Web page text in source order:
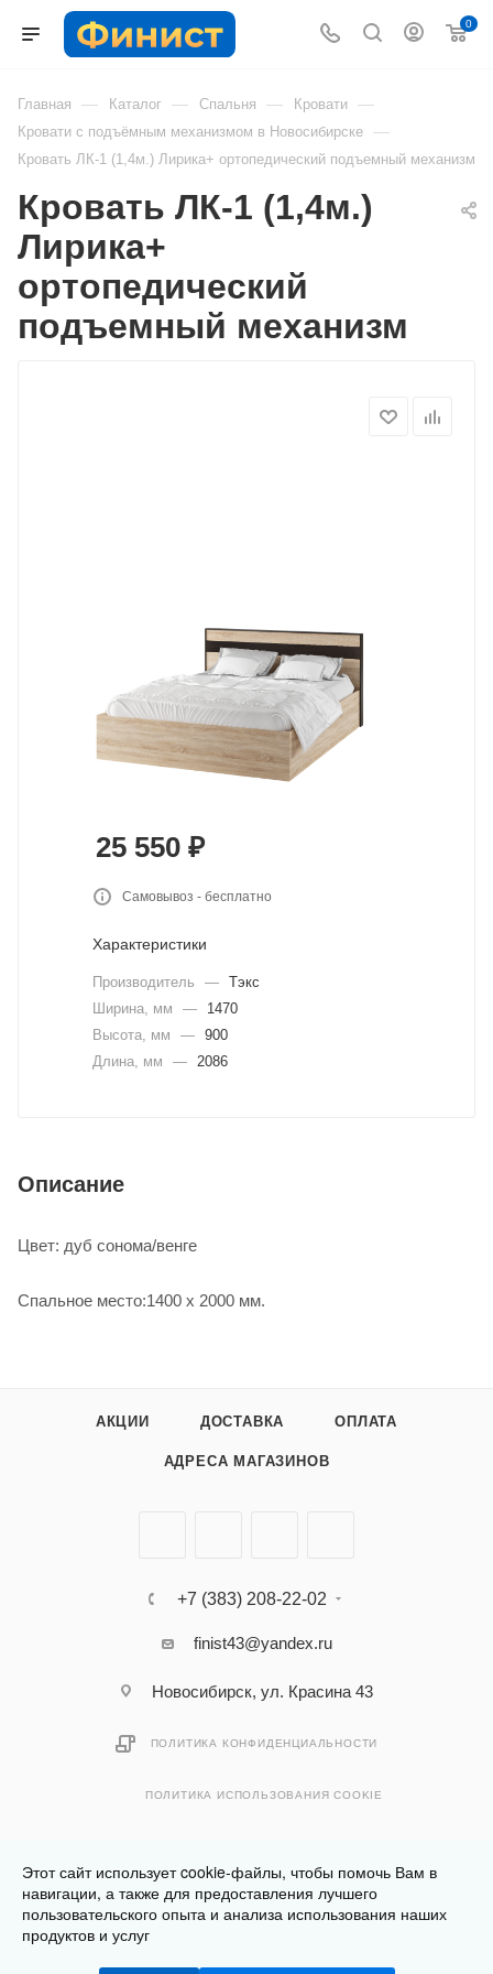
0
Главная — Каталог — Спальня — Кровати —
Кровати с подъёмным механизмом в Новосибирске —
Кровать ЛК-1 (1,4м.) Лирика+ ортопедический подъемный механизм
Кровать ЛК-1 (1,4м.)
Лирика+
ортопедический
подъемный механизм
25 550 ₽
Самовывоз - бесплатно
Характеристики
Производитель — Тэкс
Ширина, мм
—
1470
Высота, мм
— 900
Длина, мм
— 2086
Описание
Цвет: дуб сонома/венге
Спальное место:1400 х 2000 мм.
АКЦИИ ДОСТАВКА ОПЛАТА
АДРЕСА МАГАЗИНОВ
+7 (383) 208-22-02
finist43@yandex.ru
Новосибирск, ул. Красина 43
ПОЛИТИКА КОНФИДЕНЦИАЛЬНОСТИ
ПОЛИТИКА ИСПОЛЬЗОВАНИЯ COOKIE
Разработано вКлюква.Студия
2026 © Финист - интернет-магазин мебели
Этот сайт использует cookie-файлы, чтобы помочь Вам в
навигации, а также для предоставления лучшего
пользовательского опыта и анализа использования наших
продуктов и услуг